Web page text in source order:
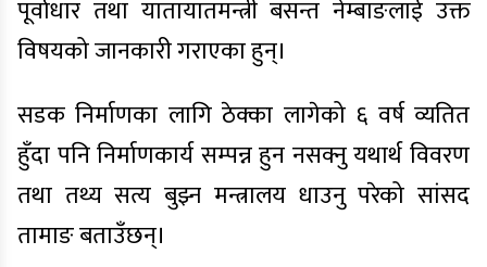
पूर्वाधार तथा यातायातमन्त्री बसन्त नेम्बाङलाई उक्त
विषयको जानकारी गराएका हुन्।
सडक निर्माणका लागि ठेक्का लागेको ६ वर्ष व्यतित
हुँदा पनि निर्माणकार्य सम्पन्न हुन नसक्नु यथार्थ विवरण
तथा तथ्य सत्य बुझ्न मन्त्रालय धाउनु परेको सांसद
तामाङ बताउँछन्।